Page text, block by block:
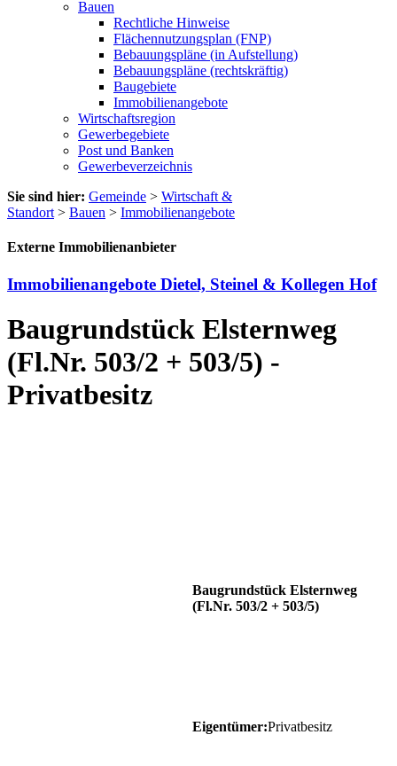
Bauen
Rechtliche Hinweise
Flächennutzungsplan (FNP)
Bebauungspläne (in Aufstellung)
Bebauungspläne (rechtskräftig)
Baugebiete
Immobilienangebote
Wirtschaftsregion
Gewerbegebiete
Post und Banken
Gewerbeverzeichnis
Sie sind hier: Gemeinde > Wirtschaft &
Standort > Bauen > Immobilienangebote
Externe Immobilienanbieter
Immobilienangebote Dietel, Steinel & Kollegen Hof
Baugrundstück Elsternweg
(Fl.Nr. 503/2 + 503/5) -
Privatbesitz
Baugrundstück Elsternweg
(Fl.Nr. 503/2 + 503/5)
Eigentümer:Privatbesitz